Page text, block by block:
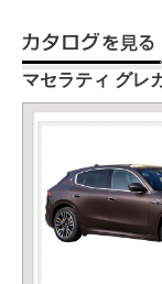
マセラティ グレ